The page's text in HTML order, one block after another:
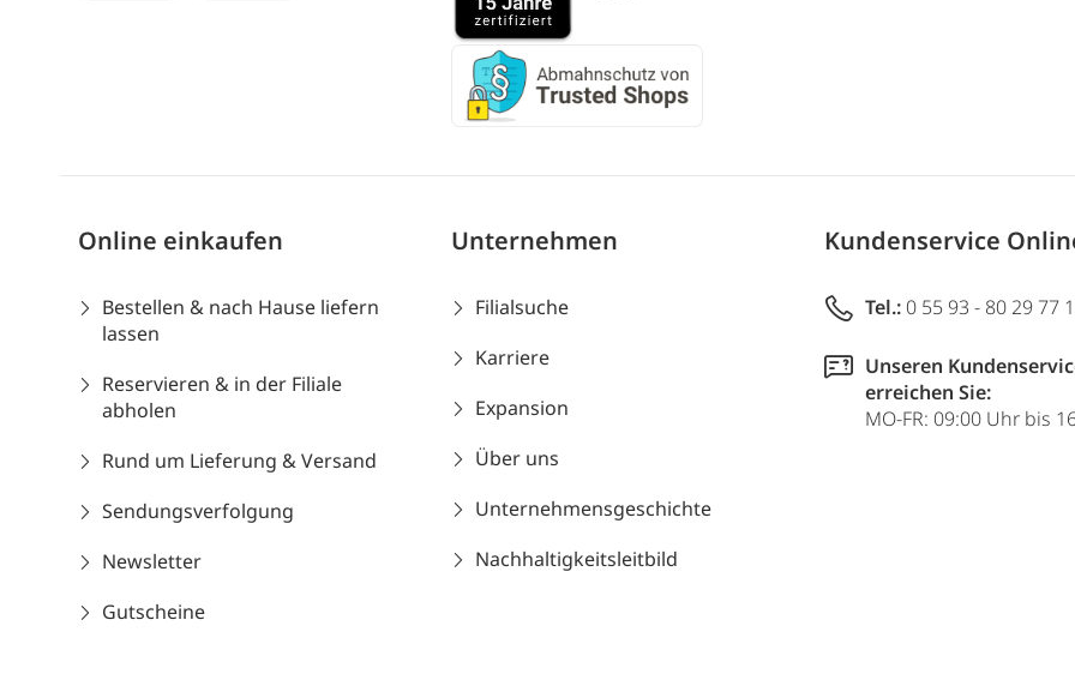
Online einkaufen
Bestellen & nach Hause liefern
lassen
Reservieren & in der Filiale
abholen
Rund um Lieferung & Versand
Sendungsverfolgung
Newsletter
Gutscheine
Unternehmen
Filialsuche
Karriere
Expansion
Über uns
Unternehmensgeschichte
Nachhaltigkeitsleitbild
Kundenservice
Tel.: 0 55 93 - 80 29 77
Unseren
erreichen Sie:
MO-FR: 09:00 Uhr bis